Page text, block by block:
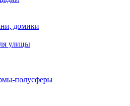
домики
улицы
полусферы